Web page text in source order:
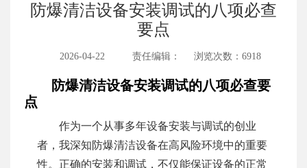
防爆清洁设备安装调试的八项必查
要点
2026-04-22 责任编辑： 浏览次数：6918
防爆清洁设备安装调试的八项必查要
点
作为一个从事多年设备安装与调试的创业
者，我深知防爆清洁设备在高风险环境中的重要
性。正确的安装和调试，不仅能保证设备的正常